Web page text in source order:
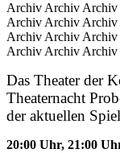
Archiv Archiv
Archiv Archiv
Archiv Archiv
Archiv Archiv
Das Theater der
Theaternacht
der aktuellen
20:00 Uhr, 21:00